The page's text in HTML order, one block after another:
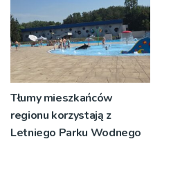
Tłumy mieszkańców
regionu korzystają z
Letniego Parku Wodnego